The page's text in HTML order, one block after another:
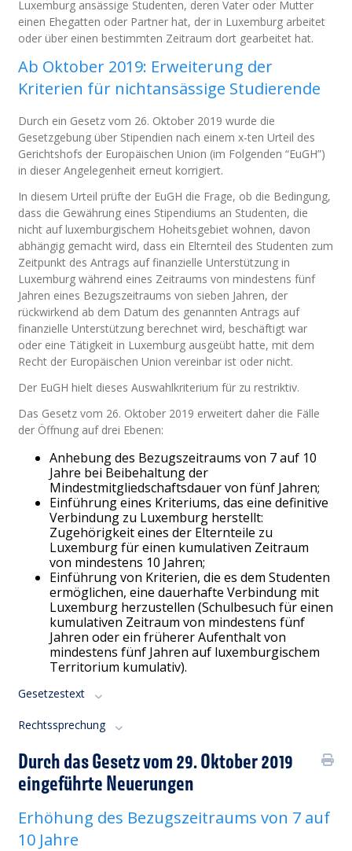
Luxemburg ansässige Studenten, deren Vater oder Mutter
einen Ehegatten oder Partner hat, der in Luxemburg arbeitet
oder über einen bestimmten Zeitraum dort gearbeitet hat.
Ab Oktober 2019: Erweiterung der
Kriterien für nichtansässige Studierende
Durch ein Gesetz vom 26. Oktober 2019 wurde die
Gesetzgebung über Stipendien nach einem x-ten Urteil des
Gerichtshofs der Europäischen Union (im Folgenden “EuGH”)
in dieser Angelegenheit erneut korrigiert.
In diesem Urteil prüfte der EuGH die Frage, ob die Bedingung,
dass die Gewährung eines Stipendiums an Studenten, die
nicht auf luxemburgischem Hoheitsgebiet wohnen, davon
abhängig gemacht wird, dass ein Elternteil des Studenten zum
Zeitpunkt des Antrags auf finanzielle Unterstützung in
Luxemburg während eines Zeitraums von mindestens fünf
Jahren eines Bezugszeitraums von sieben Jahren, der
rückwirkend ab dem Datum des genannten Antrags auf
finanzielle Unterstützung berechnet wird, beschäftigt war
oder eine Tätigkeit in Luxemburg ausgeübt hatte, mit dem
Recht der Europäischen Union vereinbar ist oder nicht.
Der EuGH hielt dieses Auswahlkriterium für zu restriktiv.
Das Gesetz vom 26. Oktober 2019 erweitert daher die Fälle
der Öffnung auf drei Ebenen:
Anhebung des Bezugszeitraums von 7 auf 10
Jahre bei Beibehaltung der
Mindestmitgliedschaftsdauer von fünf Jahren;
Einführung eines Kriteriums, das eine definitive
Verbindung zu Luxemburg herstellt:
Zugehörigkeit eines der Elternteile zu
Luxemburg für einen kumulativen Zeitraum
von mindestens 10 Jahren;
Einführung von Kriterien, die es dem Studenten
ermöglichen, eine dauerhafte Verbindung mit
Luxemburg herzustellen (Schulbesuch für einen
kumulativen Zeitraum von mindestens fünf
Jahren oder ein früherer Aufenthalt von
mindestens fünf Jahren auf luxemburgischem
Territorium kumulativ).
Gesetzestext
Rechtssprechung
Durch das Gesetz vom 29. Oktober 2019
eingeführte Neuerungen
Erhöhung des Bezugszeitraums von 7 auf
10 Jahre